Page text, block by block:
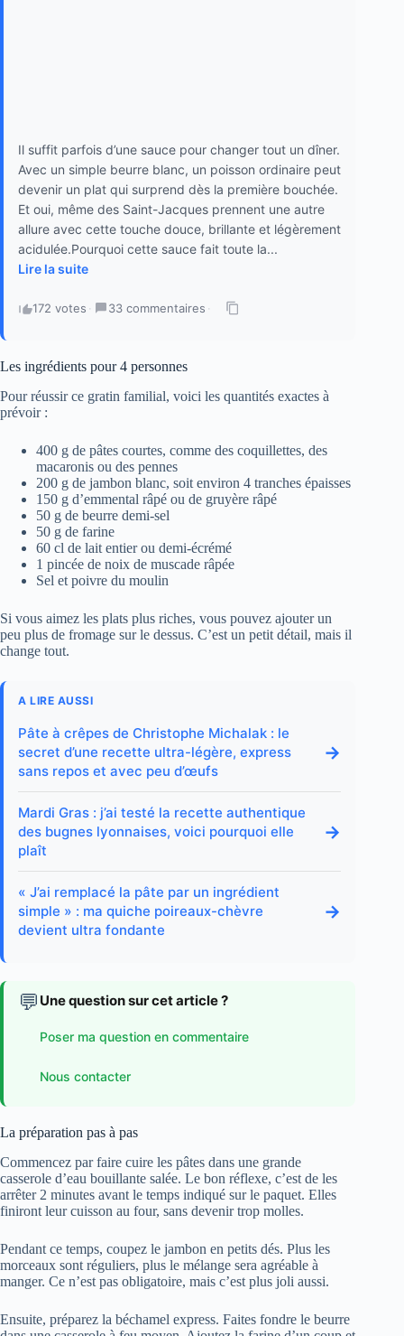
Il suffit parfois d’une sauce pour changer tout un dîner.
Avec un simple beurre blanc, un poisson ordinaire peut
devenir un plat qui surprend dès la première bouchée.
Et oui, même des Saint-Jacques prennent une autre
allure avec cette touche douce, brillante et légèrement
acidulée.Pourquoi cette sauce fait toute la...
Lire la suite
172 votes · 33 commentaires ·
Les ingrédients pour 4 personnes
Pour réussir ce gratin familial, voici les quantités exactes à
prévoir :
400 g de pâtes courtes, comme des coquillettes, des
macaronis ou des pennes
200 g de jambon blanc, soit environ 4 tranches épaisses
150 g d’emmental râpé ou de gruyère râpé
50 g de beurre demi-sel
50 g de farine
60 cl de lait entier ou demi-écrémé
1 pincée de noix de muscade râpée
Sel et poivre du moulin
Si vous aimez les plats plus riches, vous pouvez ajouter un
peu plus de fromage sur le dessus. C’est un petit détail, mais il
change tout.
A LIRE AUSSI
Pâte à crêpes de Christophe Michalak : le
secret d’une recette ultra-légère, express
sans repos et avec peu d’œufs
→
Mardi Gras : j’ai testé la recette authentique
des bugnes lyonnaises, voici pourquoi elle
plaît
→
« J’ai remplacé la pâte par un ingrédient
simple » : ma quiche poireaux-chèvre
devient ultra fondante
→
💬 Une question sur cet article ?
Poser ma question en commentaire
Nous contacter
La préparation pas à pas
Commencez par faire cuire les pâtes dans une grande
casserole d’eau bouillante salée. Le bon réflexe, c’est de les
arrêter 2 minutes avant le temps indiqué sur le paquet. Elles
finiront leur cuisson au four, sans devenir trop molles.
Pendant ce temps, coupez le jambon en petits dés. Plus les
morceaux sont réguliers, plus le mélange sera agréable à
manger. Ce n’est pas obligatoire, mais c’est plus joli aussi.
Ensuite, préparez la béchamel express. Faites fondre le beurre